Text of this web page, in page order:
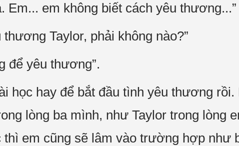
Em... em không biết cách yêu thương...”
Taylor, phải không nào?”
để yêu thương”.
học hay để bắt đầu tình yêu thương rồi.
lòng ba mình, như Taylor trong lòng
em cũng sẽ lâm vào trường hợp như